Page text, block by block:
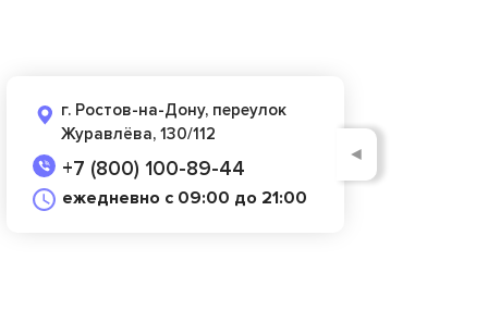
г. Ростов-на-Дону, переулок
Журавлёва, 130/112
+7 (800) 100-89-44
ежедневно с 09:00 до 21:00
◄